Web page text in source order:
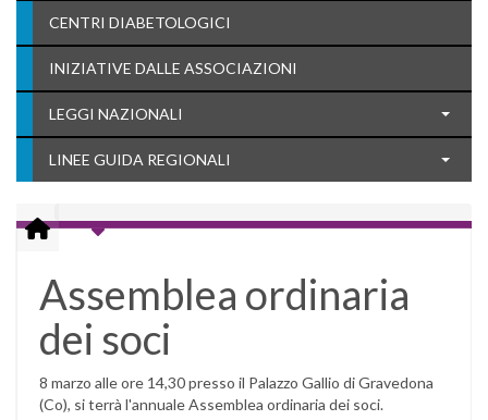
CENTRI DIABETOLOGICI
INIZIATIVE DALLE ASSOCIAZIONI
LEGGI NAZIONALI
LINEE GUIDA REGIONALI
Assemblea ordinaria
dei soci
8 marzo alle ore 14,30 presso il Palazzo Gallio di Gravedona
(Co), si terrà l'annuale Assemblea ordinaria dei soci.